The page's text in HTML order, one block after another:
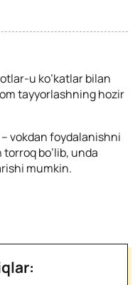
u ko’katlar bilan
tayyorlashning hozir
vokdan foydalanishni
bo’lib, unda
mumkin.